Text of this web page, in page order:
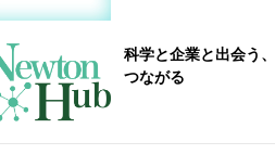
科学と企業と出会う、
つながる